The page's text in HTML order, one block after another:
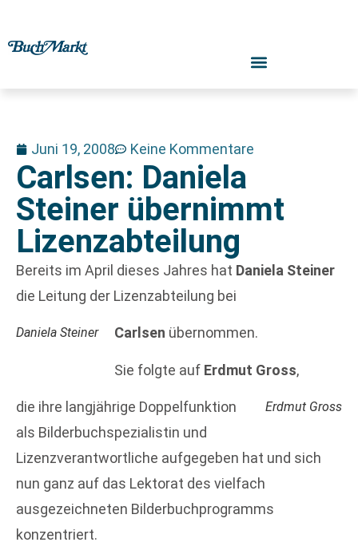
Juni 19, 2008 Keine Kommentare
Carlsen: Daniela
Steiner übernimmt
Lizenzabteilung
Bereits im April dieses Jahres hat Daniela Steiner
die Leitung der Lizenzabteilung bei
Daniela Steiner Carlsen übernommen.
Sie folgte auf Erdmut Gross,
Erdmut Gross
die ihre langjährige Doppelfunktion
als Bilderbuchspezialistin und
Lizenzverantwortliche aufgegeben hat und sich
nun ganz auf das Lektorat des vielfach
ausgezeichneten Bilderbuchprogramms
konzentriert.